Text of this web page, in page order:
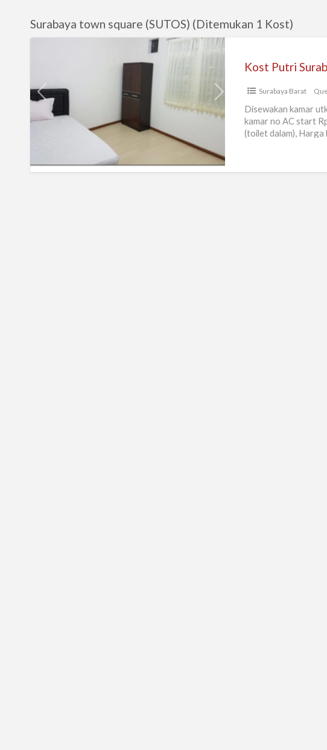
Surabaya town square (SUTOS) (Ditemukan 1 Kost)
Mayjend
dekat
ciputra
Surabaya Barat
Disewakan kamar
kamar no AC start
(toilet dalam), Harga